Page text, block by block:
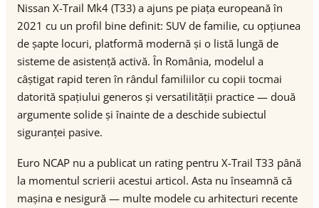
Nissan X-Trail Mk4 (T33) a ajuns pe piața europeană în
2021 cu un profil bine definit: SUV de familie, cu opțiunea
de șapte locuri, platformă modernă și o listă lungă de
sisteme de asistență activă. În România, modelul a
câștigat rapid teren în rândul familiilor cu copii tocmai
datorită spațiului generos și versatilității practice — două
argumente solide și înainte de a deschide subiectul
siguranței pasive.
Euro NCAP nu a publicat un rating pentru X-Trail T33 până
la momentul scrierii acestui articol. Asta nu înseamnă că
mașina e nesigură — multe modele cu arhitecturi recente